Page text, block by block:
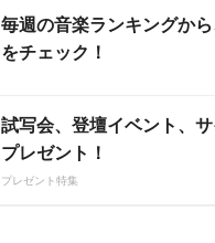
毎週の音楽ランキングか
をチェック！
試写会、登壇イベント、
プレゼント！
プレゼント特集